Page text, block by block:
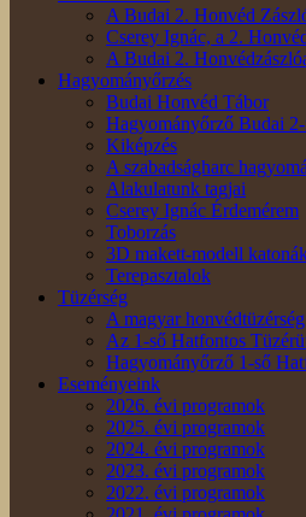
A Budai 2. Honvéd
Cserey Ignác, a 2.
A Budai 2.
Hagyományőrzés
Budai Honvéd Tábor
Hagyományőrző Budai
Kiképzés
A szabadságharc
Alakulatunk tagjai
Cserey Ignác Érdemérem
Toborzás
3D makett-modell
Terepasztalok
Tüzérség
A magyar
Az 1-ső Hatfontos
Hagyományőrző 1-ső
Eseményeink
2026. évi programok
2025. évi programok
2024. évi programok
2023. évi programok
2022. évi programok